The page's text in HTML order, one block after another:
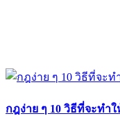
กฎง่าย ๆ 10 วิธีที่จะทำ